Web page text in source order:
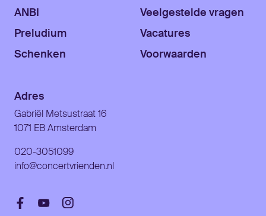
ANBI
Preludium
Schenken
Veelgestelde vragen
Vacatures
Voorwaarden
Adres
Gabriël Metsustraat 16
1071 EB Amsterdam
020-3051099
info@concertvrienden.nl